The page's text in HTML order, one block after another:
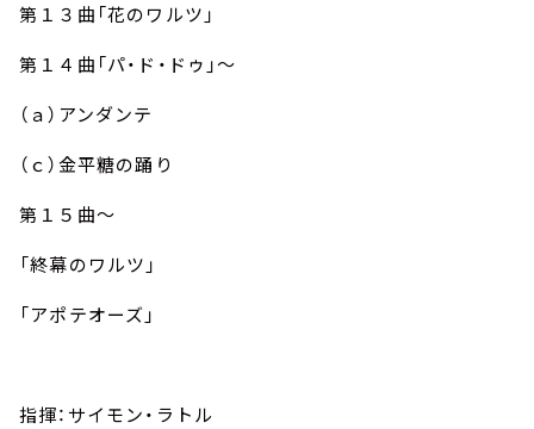
第１３曲「花のワルツ」
第１４曲「パ・ド・ドゥ」～
（ａ）アンダンテ
（ｃ）金平糖の踊り
第１５曲～
「終幕のワルツ」
「アポテオーズ」
指揮：サイモン・ラトル